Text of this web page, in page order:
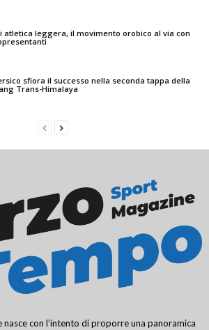
atletica leggera, il movimento orobico al via con
sfiora il successo nella seconda tappa della
Trans-Himalaya
con l’intento di proporre una panoramica